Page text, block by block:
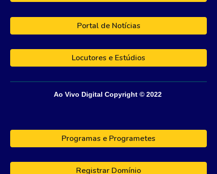
Portal de Notícias
Locutores e Estúdios
Ao Vivo Digital Copyright © 2022
Programas e Programetes
Registrar Domínio